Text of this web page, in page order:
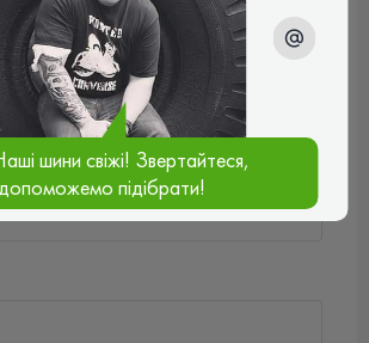
шини свіжі! Звертайтеся,
допоможемо підібрати!